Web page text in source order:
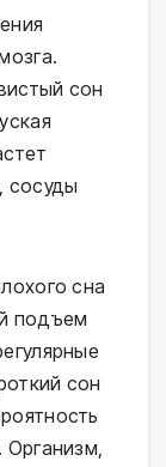
сон
сосуды
сна
подъем
сон
Организм,